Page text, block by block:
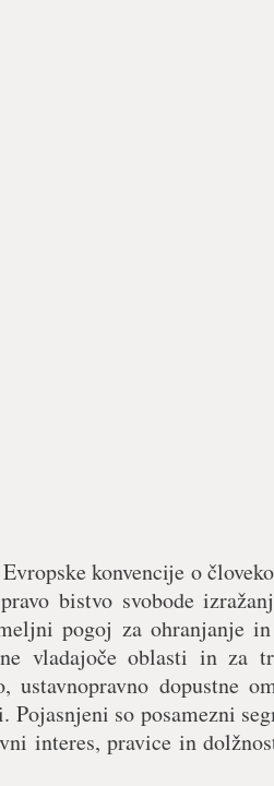
konvencije o
bistvo svobode
pogoj za ohranjanje in
vladajoče oblasti in za
dopustne
so posamezni
interes, pravice in